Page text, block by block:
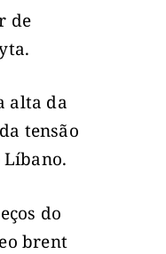
de
alta da
tensão
do
brent